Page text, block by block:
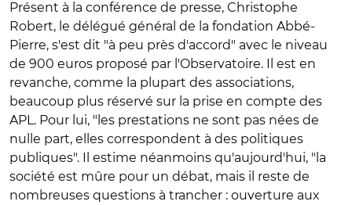
Présent à la conférence de presse, Christophe
Robert, le délégué général de la fondation Abbé-
Pierre, s'est dit "à peu près d'accord" avec le niveau
de 900 euros proposé par l'Observatoire. Il est en
revanche, comme la plupart des associations,
beaucoup plus réservé sur la prise en compte des
APL. Pour lui, "les prestations ne sont pas nées de
nulle part, elles correspondent à des politiques
publiques". Il estime néanmoins qu'aujourd'hui, "la
société est mûre pour un débat, mais il reste de
nombreuses questions à trancher : ouverture aux